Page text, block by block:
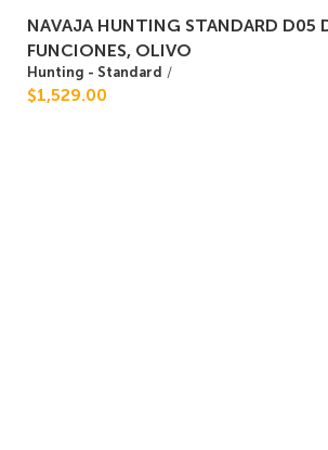
NAVAJA HUNTING STANDARD D05
FUNCIONES, OLIVO
Hunting - Standard /
$1,529.00